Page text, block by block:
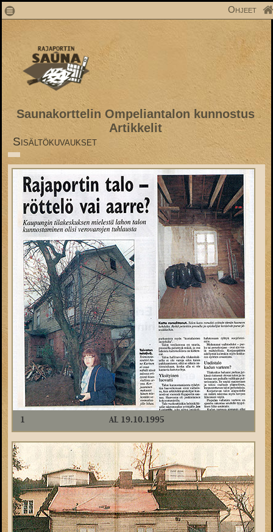
1 Ohjeet
Saunakorttelin Ompeliantalon kunnostus
Artikkelit
Sisältökuvaukset
1 AL 19.10.1995